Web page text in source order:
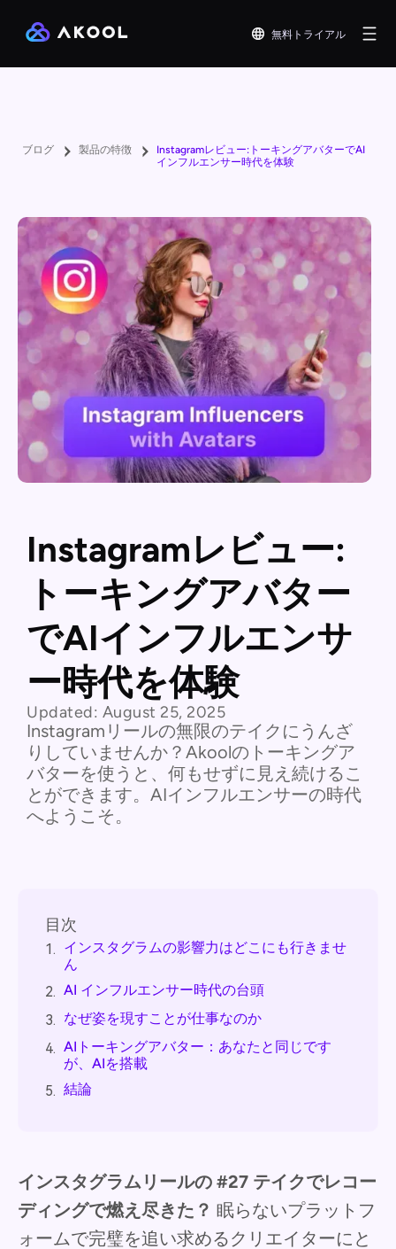
無料トライアル
ブログ 製品の特徴
Instagramレビュー:トーキングアバターでAI
インフルエンサー時代を体験
Instagramレビュー:
トーキングアバター
でAIインフルエンサ
ー時代を体験
Updated: August 25, 2025
Instagramリールの無限のテイクにうんざ
りしていませんか？Akoolのトーキングア
バターを使うと、何もせずに見え続けるこ
とができます。AIインフルエンサーの時代
へようこそ。
目次
1. インスタグラムの影響力はどこにも行きませ
ん
2. AI インフルエンサー時代の台頭
3. なぜ姿を現すことが仕事なのか
4. AIトーキングアバター：あなたと同じです
が、AIを搭載
5. 結論
インスタグラムリールの #27 テイクでレコー
ディングで燃え尽きた？ 眠らないプラットフ
ォームで完璧を追い求めるクリエイターにと